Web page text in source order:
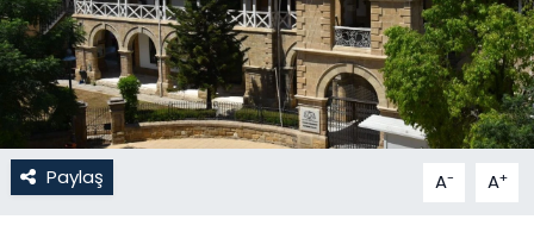
Paylaş A- A+
Moda
Nöbetçi Eczaneler
Otomobil Dünyası